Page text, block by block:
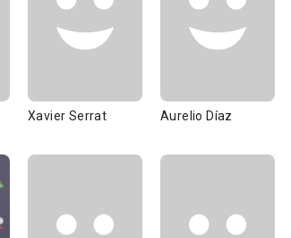
Xavier Serrat Aurelio Díaz